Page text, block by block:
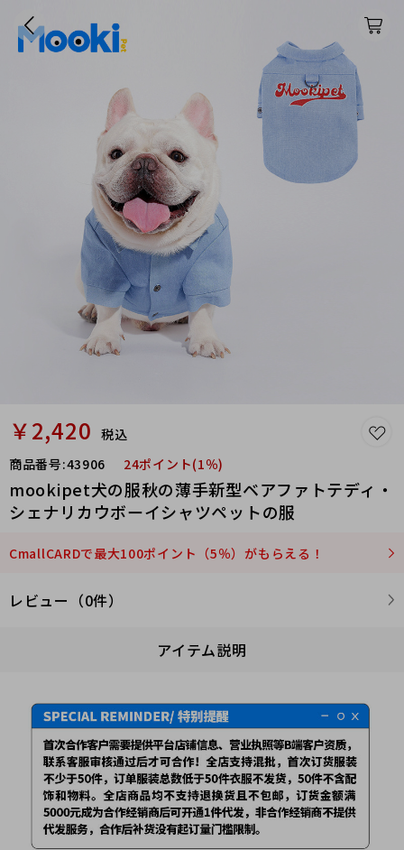
￥2,420 税込
商品番号:43906 24ポイント(1％)
mookipet犬の服秋の薄手新型ベアファトテディ・
シェナリカウボーイシャツペットの服
CmallCARDで最大100ポイント（5％）がもらえる！
レビュー（0件）
アイテム説明